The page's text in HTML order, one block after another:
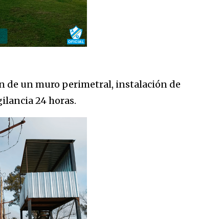
de un muro perimetral, instalación de
24 horas.